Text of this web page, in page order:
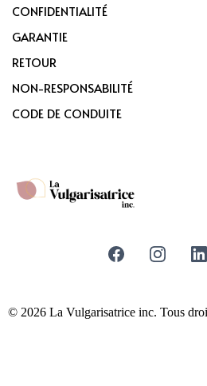
CONFIDENTIALITÉ
GARANTIE
RETOUR
NON-RESPONSABILITÉ
CODE DE CONDUITE
© 2026 La Vulgarisatrice inc. Tous